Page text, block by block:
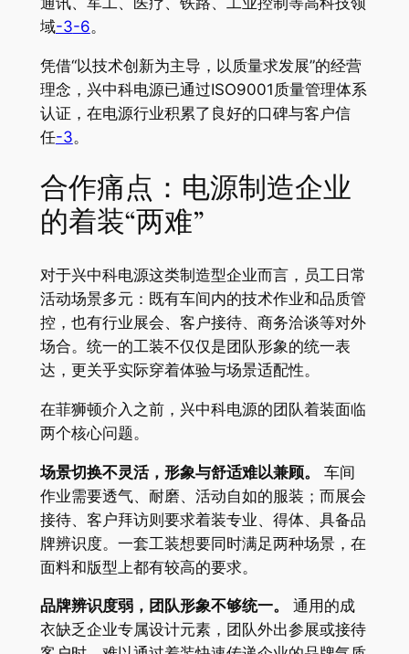
域-3-6。
凭借“以技术创新为主导，以质量求发展”的经营
理念，兴中科电源已通过ISO9001质量管理体系
认证，在电源行业积累了良好的口碑与客户信
任-3。
合作痛点：电源制造企业
的着装“两难”
对于兴中科电源这类制造型企业而言，员工日常
活动场景多元：既有车间内的技术作业和品质管
控，也有行业展会、客户接待、商务洽谈等对外
场合。统一的工装不仅仅是团队形象的统一表
达，更关乎实际穿着体验与场景适配性。
在菲狮顿介入之前，兴中科电源的团队着装面临
两个核心问题。
场景切换不灵活，形象与舒适难以兼顾。
车间
作业需要透气、耐磨、活动自如的服装；而展会
接待、客户拜访则要求着装专业、得体、具备品
牌辨识度。一套工装想要同时满足两种场景，在
面料和版型上都有较高的要求。
品牌辨识度弱，团队形象不够统一。
通用的成
衣缺乏企业专属设计元素，团队外出参展或接待